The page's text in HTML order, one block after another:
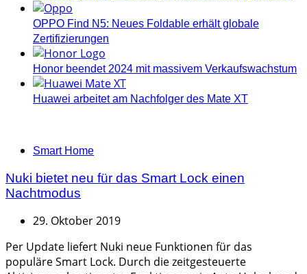
OPPO Find N5: Neues Foldable erhält globale
Zertifizierungen
Honor beendet 2024 mit massivem Verkaufswachstum
Huawei arbeitet am Nachfolger des Mate XT
Categories
Smart Home
Nuki bietet neu für das Smart Lock einen
Nachtmodus
29. Oktober 2019
Per Update liefert Nuki neue Funktionen für das
populäre Smart Lock. Durch die zeitgesteuerte